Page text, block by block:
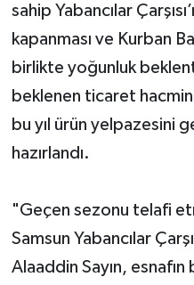
sahip Yabancılar
kapanması ve Kurban
birlikte yoğunluk
beklenen ticaret
bu yıl ürün yelpazesini
hazırlandı.
"Geçen sezonu telafi
Samsun Yabancılar
Alaaddin Sayın,